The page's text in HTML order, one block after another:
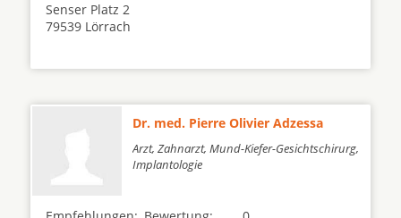
Senser Platz 2
79539 Lörrach
Dr. med. Pierre Olivier Adzessa
Arzt, Zahnarzt, Mund-Kiefer-Gesichtschirurg,
Implantologie